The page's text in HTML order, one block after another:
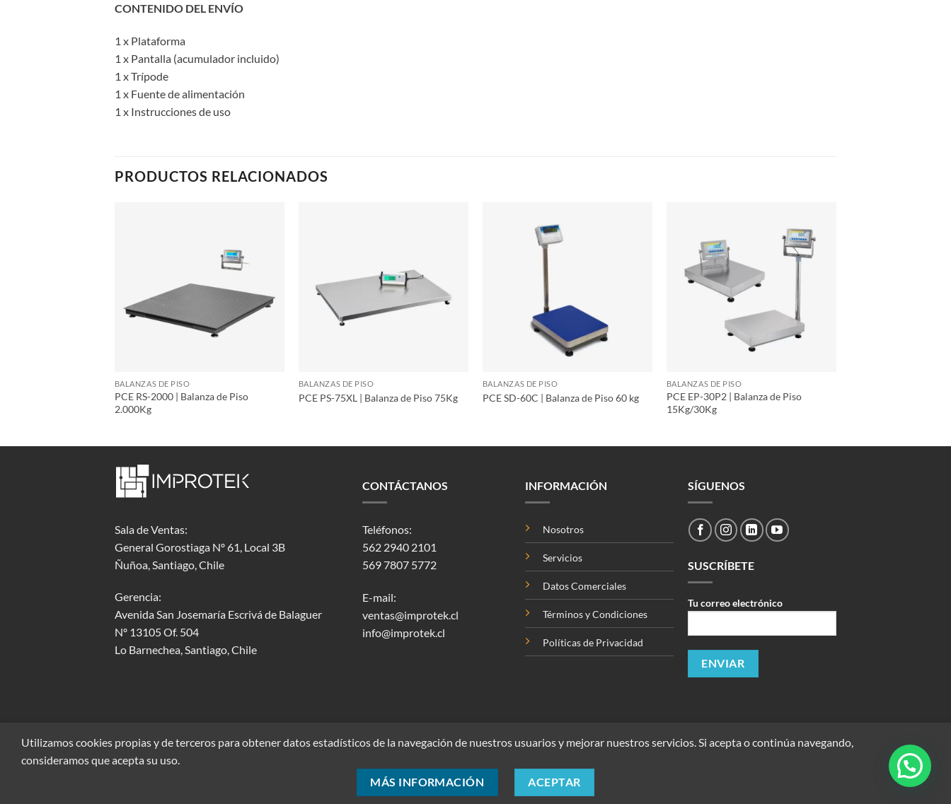
CONTENIDO DEL ENVÍO
1 x Plataforma
1 x Pantalla (acumulador incluido)
1 x Trípode
1 x Fuente de alimentación
1 x Instrucciones de uso
PRODUCTOS RELACIONADOS
BALANZAS DE PISO
PCE RS-2000 | Balanza de Piso
2.000Kg
BALANZAS DE PISO
PCE PS-75XL | Balanza de Piso 75Kg
BALANZAS DE PISO
PCE SD-60C | Balanza de Piso 60 kg
BALANZAS DE PISO
PCE EP-30P2 | Balanza de Piso
15Kg/30Kg
Sala de Ventas:
General Gorostiaga Nº 61, Local 3B
Ñuñoa, Santiago, Chile
Gerencia:
Avenida San Josemaría Escrivá de Balaguer
Nº 13105 Of. 504
Lo Barnechea, Santiago, Chile
CONTÁCTANOS
Teléfonos:
562 2940 2101
569 7807 5772
E-mail:
ventas@improtek.cl
info@improtek.cl
INFORMACIÓN
Nosotros
Servicios
Datos Comerciales
Términos y Condiciones
Políticas de Privacidad
SÍGUENOS
SUSCRÍBETE
Tu correo electrónico
Copyright 2026 © Improtek Ltda. Todos los derechos reservados
Utilizamos cookies propias y de terceros para obtener datos estadísticos de la navegación de nuestros usuarios y mejorar nuestros servicios. Si acepta o continúa navegando,
consideramos que acepta su uso.
MÁS INFORMACIÓN ACEPTAR